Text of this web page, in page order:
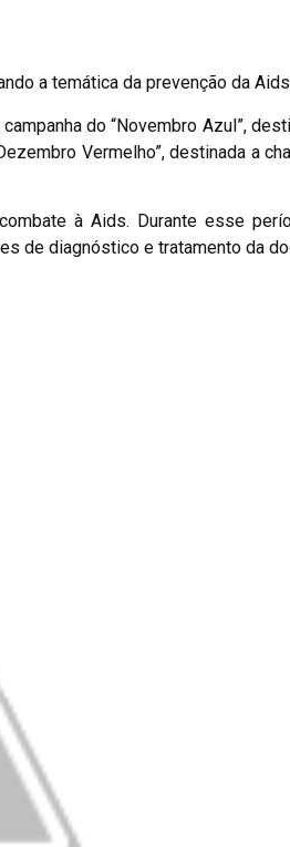
a temática da prevenção da Aids
do “Novembro Azul”,
Vermelho”, destinada a
à Aids. Durante esse
de diagnóstico e tratamento da